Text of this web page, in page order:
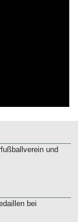
und
bei